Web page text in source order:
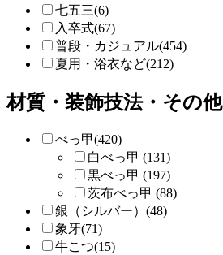
七五三(6)
入卒式(67)
普段・カジュアル(454)
夏用・浴衣など(212)
材質・装飾技法・その他
べっ甲(420)
白べっ甲 (131)
黒べっ甲 (197)
茨布べっ甲 (88)
銀（シルバー）(48)
象牙(71)
牛こつ(15)